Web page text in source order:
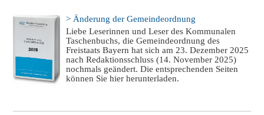
> Änderung der Gemeindeordnung
Liebe Leserinnen und Leser des Kommunalen
Taschenbuchs, die Gemeindeordnung des
Freistaats Bayern hat sich am 23. Dezember 2025
nach Redaktionsschluss (14. November 2025)
nochmals geändert. Die entsprechenden Seiten
können Sie hier herunterladen.